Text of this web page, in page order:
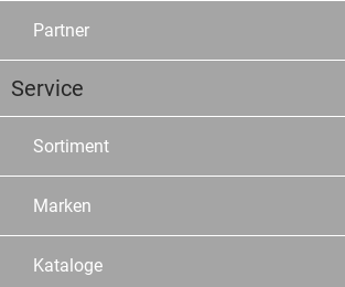
Partner
Service
Sortiment
Marken
Kataloge